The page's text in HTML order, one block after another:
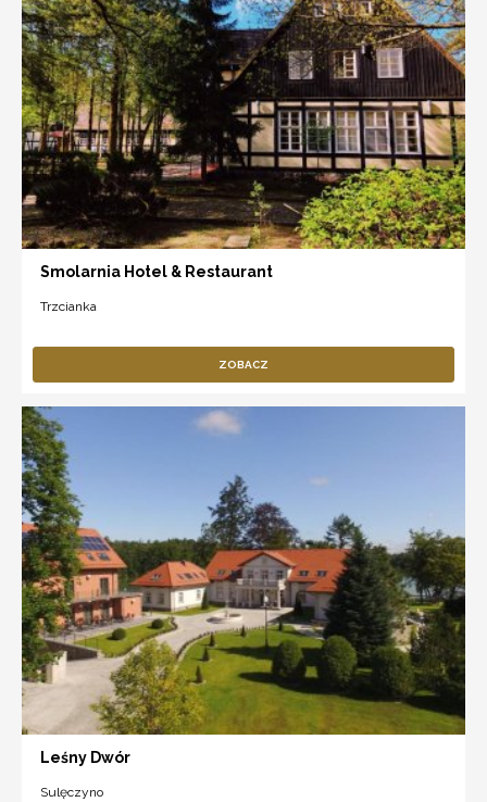
Smolarnia Hotel & Restaurant
Trzcianka
ZOBACZ
Leśny Dwór
Sulęczyno